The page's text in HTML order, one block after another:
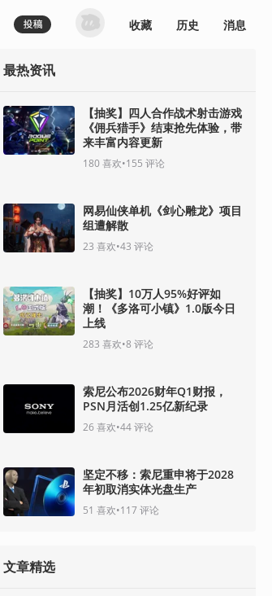
收藏 历史 消息
最热资讯
【抽奖】四人合作战术射击游戏
《佣兵猎手》结束抢先体验，带
来丰富内容更新
180喜欢•155 评论
网易仙侠单机《剑心雕龙》项目
组遭解散
23 喜欢•43 评论
【抽奖】10万人95%好评如
潮！《多洛可小镇》1.0版今日
上线
283 喜欢•8 评论
索尼公布2026财年Q1财报，
PSN月活创1.25亿新纪录
26喜欢•44评论
坚定不移：索尼重申将于2028
年初取消实体光盘生产
51 喜欢•117评论
文章精选